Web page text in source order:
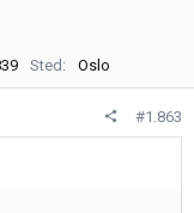
Sted Oslo
#1.863